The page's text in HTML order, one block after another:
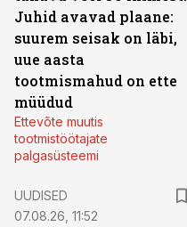
Juhid avavad plaane:
suurem seisak on läbi,
uue aasta
tootmismahud on ette
müüdud
Ettevõte muutis
tootmistöötajate
palgasüsteemi
UUDISED
07.08.26, 11:52